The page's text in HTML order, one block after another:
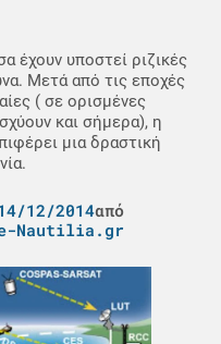
έχουν υποστεί ριζικές
Μετά από τις εποχές
( σε ορισμένες
και σήμερα), η
μια δραστική
12/2014από
e-Nautilia.gr